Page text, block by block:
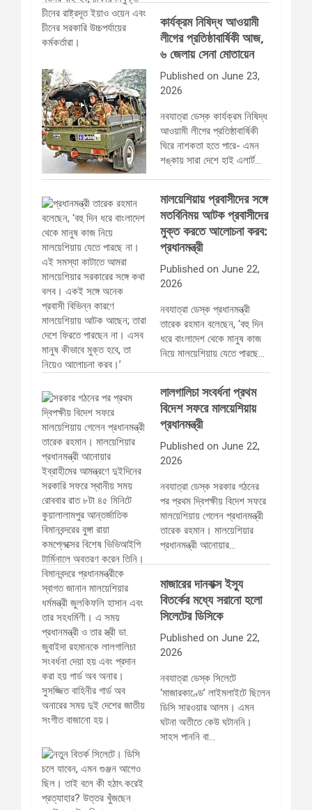
কার্যক্রম নিষিদ্ধ আওয়ামী
লীগের প্রতিষ্ঠাবার্ষিকী আজ,
৬ জেলায় সেনা মোতায়েন
Published on June 23,
2026
নবযাত্রা ডেস্ক কার্যক্রম নিষিদ্ধ
আওয়ামী লীগের প্রতিষ্ঠাবার্ষিকী
ঘিরে নাশকতা হতে পারে- এমন
শঙ্কায় সারা দেশে হাই এলার্ট…
মালয়েশিয়ায় প্রবাসীদের সঙ্গে
মতবিনিময় আটক প্রবাসীদের
মুক্ত করতে আলোচনা করব:
প্রধানমন্ত্রী
Published on June 22,
2026
নবযাত্রা ডেস্ক প্রধানমন্ত্রী
তারেক রহমান বলেছেন, ‘বহু দিন
ধরে বাংলাদেশ থেকে মানুষ কাজ
নিয়ে মালয়েশিয়ায় যেতে পারছে…
লালগালিচা সংবর্ধনা প্রথম
বিদেশ সফরে মালয়েশিয়ায়
প্রধানমন্ত্রী
Published on June 22,
2026
নবযাত্রা ডেস্ক সরকার গঠনের
পর প্রথম দ্বিপক্ষীয় বিদেশ সফরে
মালয়েশিয়ায় গেলেন প্রধানমন্ত্রী
তারেক রহমান। মালয়েশিয়ার
প্রধানমন্ত্রী আনোয়ার…
মাজারের দানবাক্স ইস্যু
বিতর্কের মধ্যে সরানো হলো
সিলেটের ডিসিকে
Published on June 22,
2026
নবযাত্রা ডেস্ক সিলেটে
‘মাজারকাণ্ডে’ লাইমলাইটে ছিলেন
ডিসি সারওয়ার আলম। এমন
ঘটনা অতীতে কেউ ঘটাননি।
সাহস পাননি বা…